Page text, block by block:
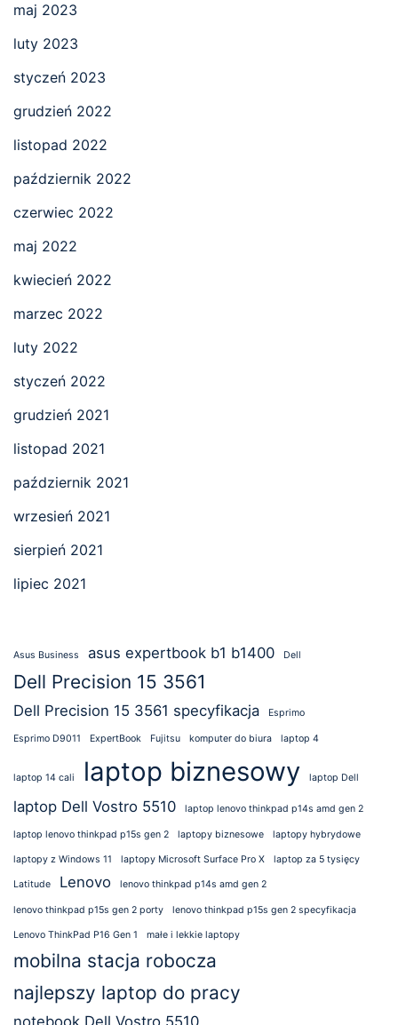
maj 2023
luty 2023
styczeń 2023
grudzień 2022
listopad 2022
październik 2022
czerwiec 2022
maj 2022
kwiecień 2022
marzec 2022
luty 2022
styczeń 2022
grudzień 2021
listopad 2021
październik 2021
wrzesień 2021
sierpień 2021
lipiec 2021
Asus Business asus expertbook b1 b1400 Dell
Dell Precision 15 3561
Dell Precision 15 3561 specyfikacja Esprimo
Esprimo D9011 ExpertBook Fujitsu komputer do biura laptop 4
laptop 14 cali laptop biznesowy laptop Dell
laptop Dell Vostro 5510 laptop lenovo thinkpad p14s amd gen 2
laptop lenovo thinkpad p15s gen 2 laptopy biznesowe laptopy hybrydowe
laptopy z Windows 11 laptopy Microsoft Surface Pro X laptop za 5 tysięcy
Latitude Lenovo lenovo thinkpad p14s amd gen 2
lenovo thinkpad p15s gen 2 porty lenovo thinkpad p15s gen 2 specyfikacja
Lenovo ThinkPad P16 Gen 1 małe i lekkie laptopy
mobilna stacja robocza
najlepszy laptop do pracy